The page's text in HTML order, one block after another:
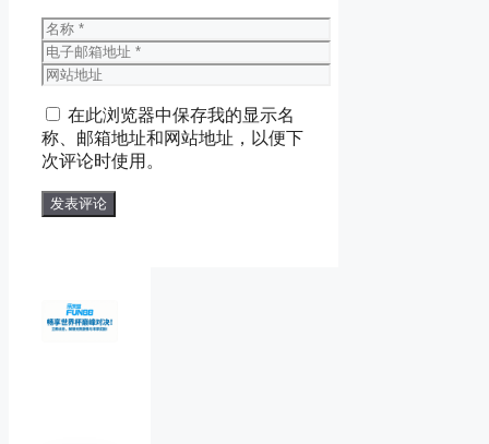
名
称
电
子
箱
地
址
网
地
址
在此浏览器中保存我的显示名
称、邮箱地址和网站地址，以便下
次评论时使用。